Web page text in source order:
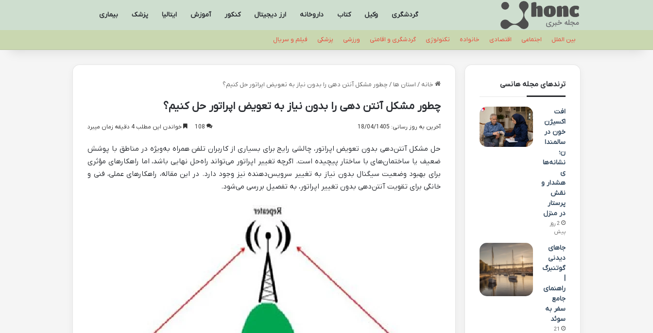
گردشگری وکیل کتاب داروخانه ارز دیجیتال کنکور آموزش ایتالیا پزشک بیماری
بین الملل اجتماعی اقتصادی خانواده تکنولوژی گردشگری و اقامتی ورزشی پزشکی فیلم و سریال
خانه / استان ها / چطور مشکل آنتن دهی را بدون نیاز به تعویض اپراتور حل کنیم؟
چطور مشکل آنتن دهی را بدون نیاز به تعویض اپراتور حل کنیم؟
آخرین به روز رسانی: 18/04/1405 108 خواندن این مطلب 4 دقیقه زمان میبرد
حل مشکل آنتن‌دهی بدون تعویض اپراتور، چالشی رایج برای بسیاری از کاربران تلفن همراه به‌ویژه در مناطق با پوشش
ضعیف یا ساختمان‌های با ساختار پیچیده است. اگرچه تغییر اپراتور می‌تواند راه‌حل نهایی باشد، اما راهکارهای مؤثری
برای بهبود وضعیت سیگنال بدون نیاز به تغییر سرویس‌دهنده نیز وجود دارد. در این مقاله، راهکارهای عملی، فنی و
خانگی برای تقویت آنتن‌دهی بدون تغییر اپراتور، به تفصیل بررسی می‌شود.
ترندهای مجله هانسی
افت
اکسیژن
خون در
سالمندا
ن؛
نشانه‌ها
ی
هشدار و
نقش
پرستار
در منزل
2 روز
پیش
جاهای
دیدنی
گوتنبرگ
|
راهنمای
جامع
سفر به
سوئد
21